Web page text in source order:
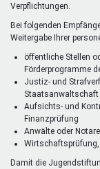
Verpflichtungen.
Bei folgenden
Weitergabe Ihrer
öffentliche Stellen
Förderprogramme
Justiz- und
Staatsanwaltschaft
Aufsichts- und
Finanzprüfung
Anwälte oder
Wirtschaftsprüfung,
Damit die